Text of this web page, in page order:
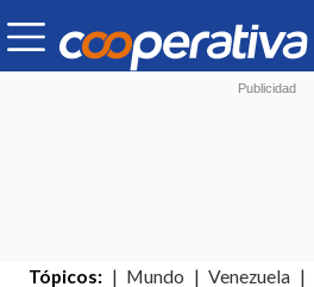
Tópicos: Mundo Venezuela